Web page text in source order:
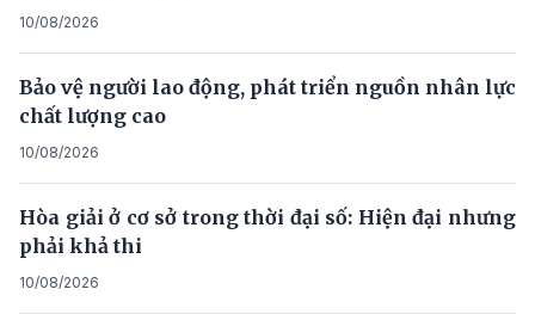
10/08/2026
Bảo vệ người lao động, phát triển nguồn nhân lực
chất lượng cao
10/08/2026
Hòa giải ở cơ sở trong thời đại số: Hiện đại nhưng
phải khả thi
10/08/2026